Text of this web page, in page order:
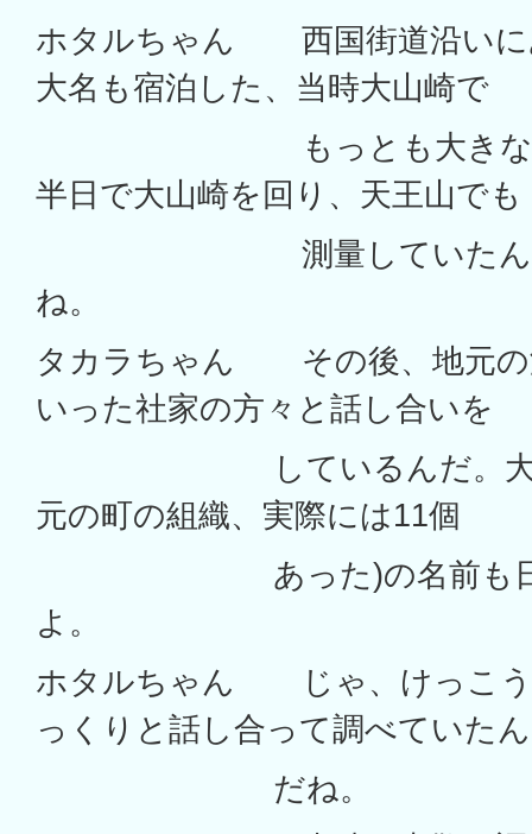
ホタルちゃん 西国街道沿いに
大名も宿泊した、当時大山崎で
もっとも大きな宿屋
半日で大山崎を回り、天王山でも
測量していたんだ。
ね。
タカラちゃん その後、地元の
いった社家の方々と話し合いを
しているんだ。大山崎
元の町の組織、実際には11個
あった)の名前も日記
よ。
ホタルちゃん じゃ、けっこう
っくりと話し合って調べていたん
だね。